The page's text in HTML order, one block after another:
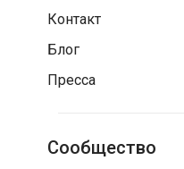
Контакт
Блог
Пресса
Сообщество